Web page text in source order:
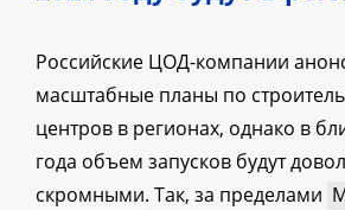
Российские ЦОД-компании
масштабные планы по
центров в регионах, однако в
года объем запусков будут
скромными. Так, за пределами